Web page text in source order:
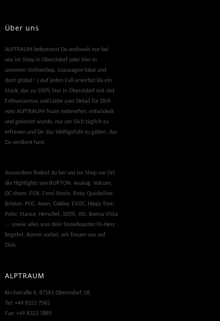
Über uns
ALPTRAUM bekommst Du weltweit nur bei
uns im Shop in Oberstdorf oder hier in
unserem Onlineshop. Sozusagen lokal and
doch global : ) Auf jeden Fall erwirbst Du ein
Stück, das zu 100% hier in Oberstdorf mit viel
Enthusiasmus und Liebe zum Detail für Dich
vom ALPTRAUM-Team entworfen, entwickelt
und getestet wurde, nur um Dich täglich zu
erfreuen und Dir das Wohlgefühl zu geben, das
Du verdient hast.
Ausserdem findest du bei uns im Shop vor Ort
die Highlights von BURTON, Analog, Volcom,
DC shoes, FOX, Femi Storie, Roxy, Quicksilver,
Brixton, POC, Anon, Oakley, EVOC, Hippy Tree,
Poler, Stance, Herschel, 100%, IXS, Buena Vista
… sowie alles was dein Snowboarder/in-Herz
begehrt. Komm vorbei, wir freuen uns auf
Dich.
ALPTRAUM
Kirchstraße 6, 87561 Oberstdorf, DE
Tel: +49 8322 7565
Fax: +49 8322 7889